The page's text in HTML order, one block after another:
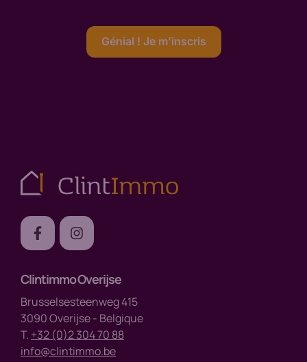
Génial ! Je m’inscris
Clintimmo Overijse
Brusselsesteenweg 415
3090 Overijse - Belgique
T. +32 (0)2 304 70 88
info@clintimmo.be